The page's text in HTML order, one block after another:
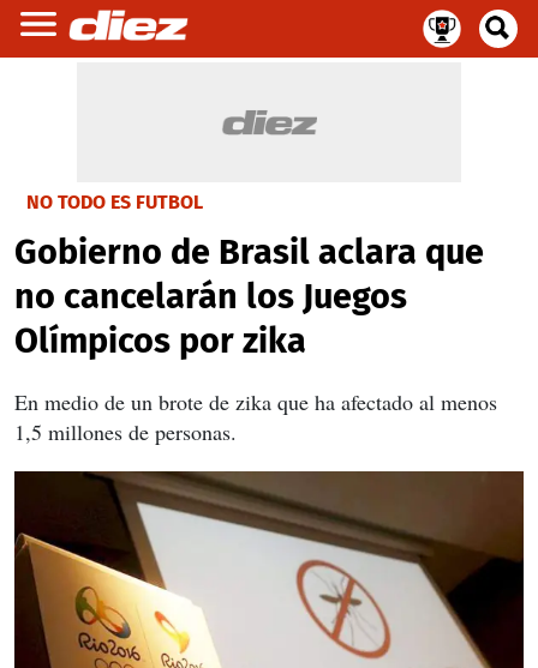
NO TODO ES FUTBOL
Gobierno de Brasil aclara que
no cancelarán los Juegos
Olímpicos por zika
En medio de un brote de zika que ha afectado al menos
1,5 millones de personas.